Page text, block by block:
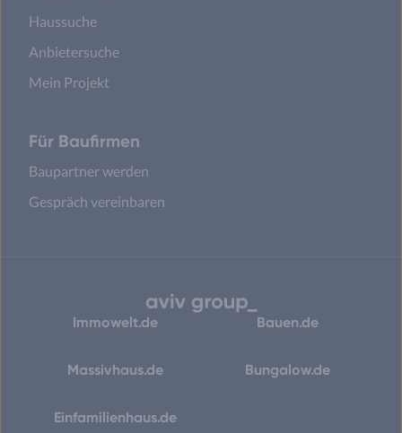
Haussuche
Anbietersuche
Mein Projekt
Für Baufirmen
Baupartner werden
Gespräch vereinbaren
Immowelt.de Bauen.de
Massivhaus.de Bungalow.de
Einfamilienhaus.de